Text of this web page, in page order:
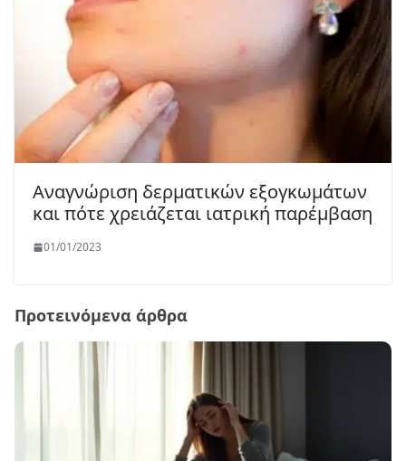
Αναγνώριση δερματικών εξογκωμάτων
και πότε χρειάζεται ιατρική παρέμβαση
01/01/2023
Προτεινόμενα άρθρα